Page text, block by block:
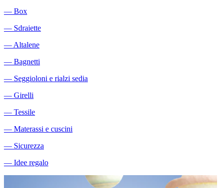
― Box
― Sdraiette
―Altalene
― Bagnetti
― Seggioloni e rialzi sedia
― Girelli
― Tessile
― Materassi e cuscini
― Sicurezza
― Idee regalo